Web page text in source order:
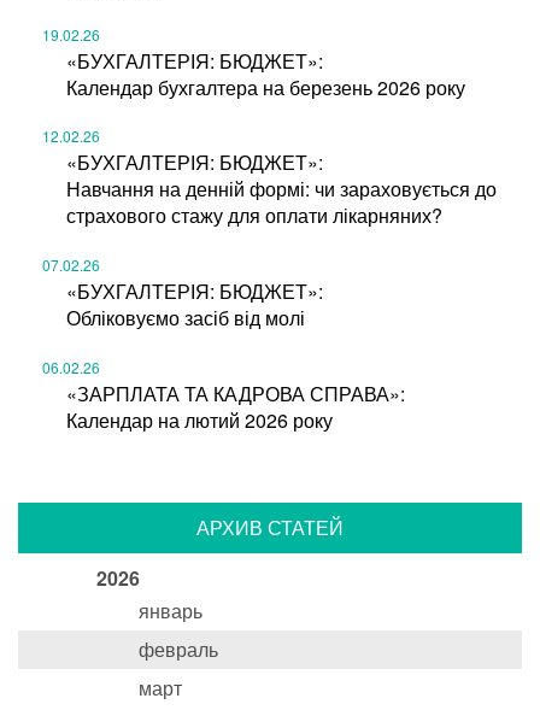
19.02.26
«БУХГАЛТЕРІЯ: БЮДЖЕТ»:
Календар бухгалтера на березень 2026 року
12.02.26
«БУХГАЛТЕРІЯ: БЮДЖЕТ»:
Навчання на денній формі: чи зараховується до
страхового стажу для оплати лікарняних?
07.02.26
«БУХГАЛТЕРІЯ: БЮДЖЕТ»:
Обліковуємо засіб від молі
06.02.26
«ЗАРПЛАТА ТА КАДРОВА СПРАВА»:
Календар на лютий 2026 року
АРХИВ СТАТЕЙ
2026
январь
февраль
март